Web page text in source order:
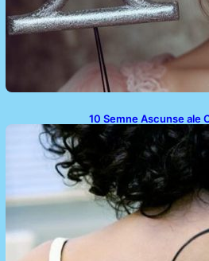
10 Semne Ascunse ale
Trebuie să Știm pentru